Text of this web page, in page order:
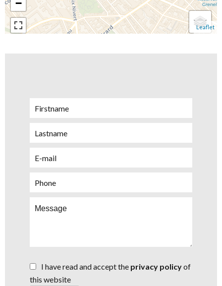
−
Leaflet
I have read and accept the privacy policyof
this website